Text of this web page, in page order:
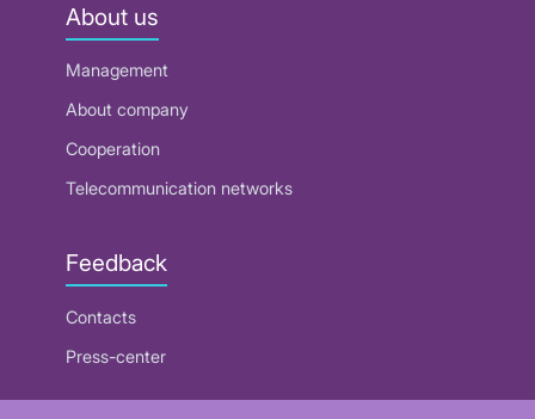
About us
Management
About company
Cooperation
Telecommunication networks
Feedback
Contacts
Press-center